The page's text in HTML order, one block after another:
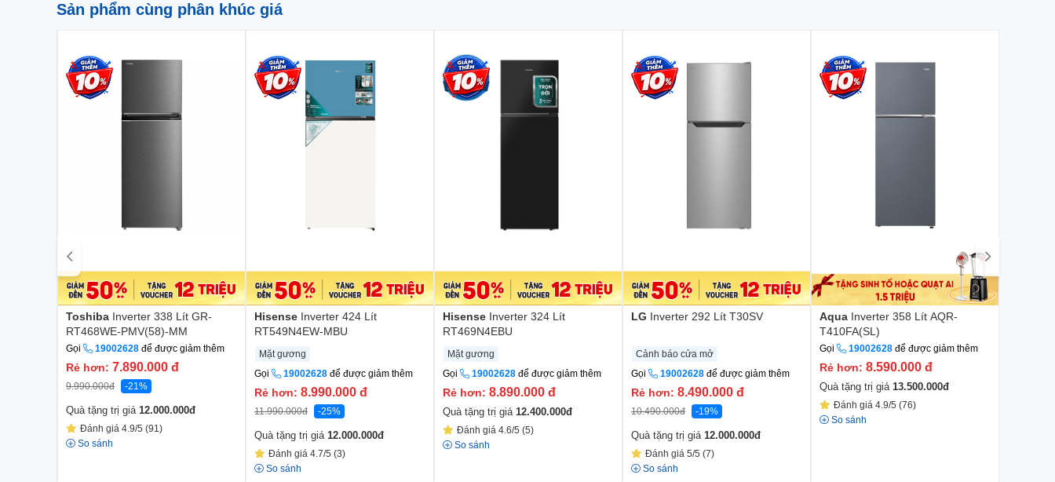
Sản phẩm cùng phân khúc giá
Toshiba Inverter 338 Lít GR-
RT468WE-PMV(58)-MM
Gọi 19002628 để được giảm thêm
Rẻ hơn: 7.890.000 đ
9.990.000đ -21%
Quà tặng trị giá 12.000.000đ
Đánh giá 4.9/5 (91)
So sánh
Hisense Inverter 424 Lít
RT549N4EW-MBU
Mặt gương
Gọi
19002628 để được giảm thêm
Rẻ hơn: 8.990.000 đ
11.990.000đ -25%
Quà tặng trị giá 12.000.000đ
Đánh giá 4.7/5 (3)
So sánh
Hisense Inverter 324 Lít
RT469N4EBU
Mặt gương
Gọi
19002628 để được giảm thêm
Rẻ hơn: 8.890.000 đ
Quà tặng trị giá 12.400.000đ
Đánh giá 4.6/5 (5)
So sánh
LG Inverter 292 Lít T30SV
Cảnh báo cửa mở
Gọi
19002628 để được giảm thêm
Rẻ hơn: 8.490.000 đ
10.490.000đ -19%
Quà tặng trị giá 12.000.000đ
Đánh giá 5/5 (7)
So sánh
Aqua Inverter 358 Lít AQR-
T410FA(SL)
Gọi 19002628 để được giảm thêm
Rẻ hơn: 8.590.000 đ
Quà tặng trị giá 13.500.000đ
Đánh giá 4.9/5 (76)
So sánh